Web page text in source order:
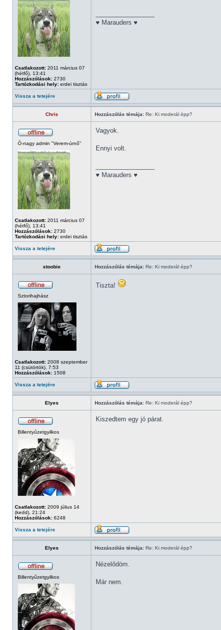
Csatlakozott: 2011 március 07
(hétfő), 13:41
Hozzászólások: 2730
Tartózkodási hely: erdei tisztás
♥ Marauders ♥
Vissza a tetejére
Chris Hozzászólás témája: Re: Ki moderál épp?
Ó-nagy admin "Verem-úrnő"
Csatlakozott: 2011 március 07
(hétfő), 13:41
Hozzászólások: 2730
Tartózkodási hely: erdei tisztás
Vagyok.
Ennyi volt.
♥ Marauders ♥
Vissza a tetejére
stoobie Hozzászólás témája: Re: Ki moderál épp?
Sztorihajhász
Csatlakozott: 2008 szeptember
11 (csütörtök), 7:53
Hozzászólások: 1508
Tiszta!
Vissza a tetejére
Elyes Hozzászólás témája: Re: Ki moderál épp?
Billentyűzetgyilkos
Csatlakozott: 2009 július 14
(kedd), 21:24
Hozzászólások: 6248
Kiszedtem egy jó párat.
Vissza a tetejére
Elyes Hozzászólás témája: Re: Ki moderál épp?
Billentyűzetgyilkos
Nézelődöm.
Már nem.